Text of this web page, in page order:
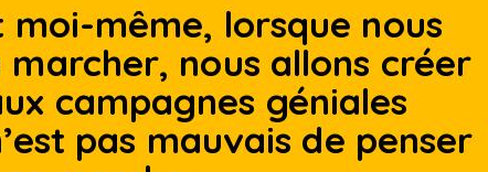
moi-même, lorsque nous
marcher, nous allons créer
campagnes géniales
pas mauvais de penser